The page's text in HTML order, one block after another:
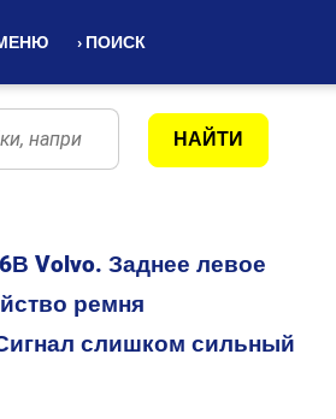
› ПОИСК
Volvo. Заднее левое
ремня
слишком сильный